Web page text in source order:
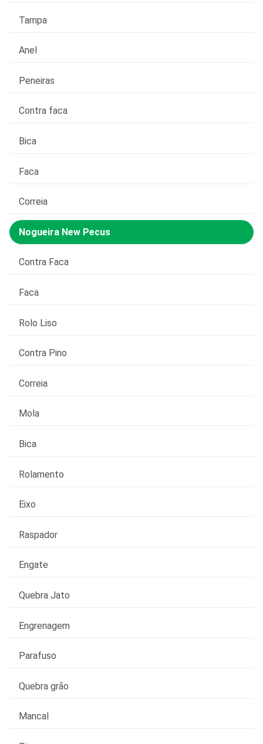
Tampa
Anel
Peneiras
Contra faca
Bica
Faca
Correia
Nogueira New Pecus
Contra Faca
Faca
Rolo Liso
Contra Pino
Correia
Mola
Bica
Rolamento
Eixo
Raspador
Engate
Quebra Jato
Engrenagem
Parafuso
Quebra grão
Mancal